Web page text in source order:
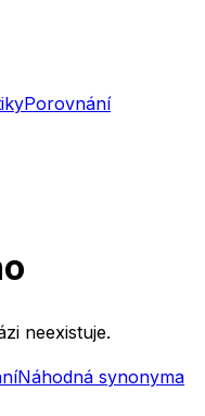
Porovnání
neexistuje.
Náhodná synonyma